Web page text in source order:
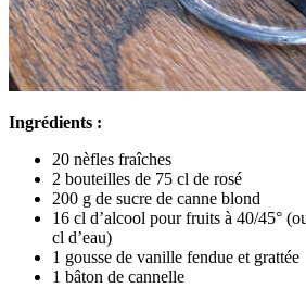
Ingrédients :
20 nèfles fraîches
2 bouteilles de 75 cl de rosé
200 g de sucre de canne blond
16 cl d’alcool pour fruits à 40/45°
cl d’eau)
1 gousse de vanille fendue et grattée
1 bâton de cannelle